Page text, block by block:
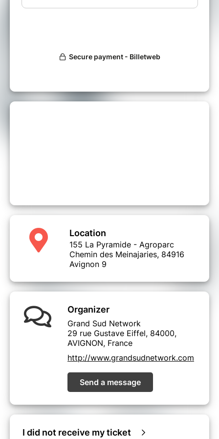
sur InfoAvignon offerte pour celui ou celle qui
récupère le plus de carte de visite
L'INTEGRALITE DE LA SEANCE DE 8H30 à
10H.
Location
155 La Pyramide - Agroparc
Chemin des Meinajaries, 84916
Avignon 9
Organizer
Grand Sud Network
29 rue Gustave Eiffel, 84000,
AVIGNON, France
http://www.grandsudnetwork.com
Send a message
I did not receive my ticket